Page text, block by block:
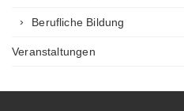
Berufliche Bildung
Veranstaltungen